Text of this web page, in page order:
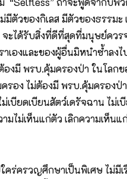
คร่ครวญศึกษาเป็นพิเศษ ไม่มี